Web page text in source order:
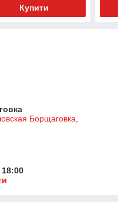
Купити
Борщаговка,